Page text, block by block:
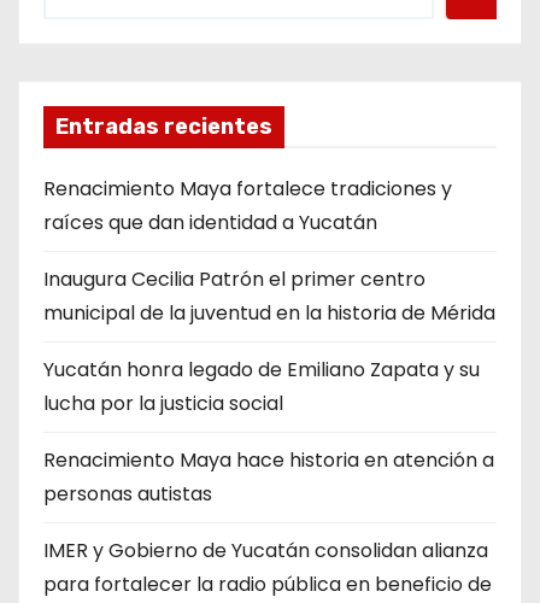
Entradas recientes
Renacimiento Maya fortalece tradiciones y
raíces que dan identidad a Yucatán
Inaugura Cecilia Patrón el primer centro
municipal de la juventud en la historia de Mérida
Yucatán honra legado de Emiliano Zapata y su
lucha por la justicia social
Renacimiento Maya hace historia en atención a
personas autistas
IMER y Gobierno de Yucatán consolidan alianza
para fortalecer la radio pública en beneficio de